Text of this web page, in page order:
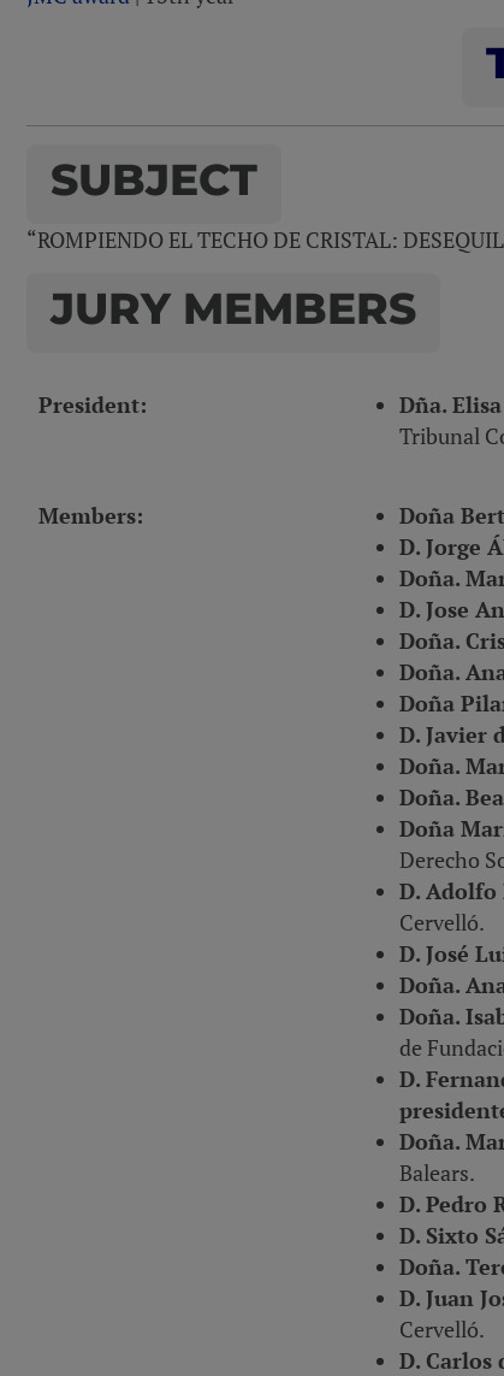
SUBJECT
“ROMPIENDO EL TECHO DE CRISTAL:
JURY MEMBERS
President: Dña.
Tribunal
Members: Doña
D. Jorge
Doña.
D. Jose
Doña.
Doña.
Doña
D. Javier
Doña.
Doña.
Doña
Derecho
D. Adolfo
Cervelló.
D. José
Doña.
Doña.
de
D.
Doña.
Balears.
D. Pedro
D. Sixto
Doña.
D. Juan
Cervelló.
D. Carlos